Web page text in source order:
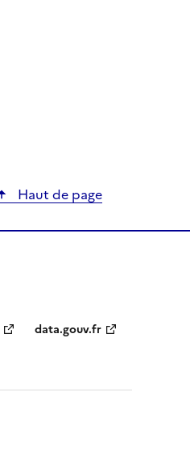
Haut de page
data.gouv.fr